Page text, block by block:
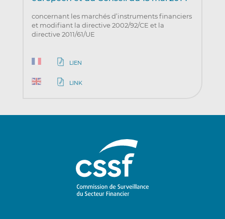
concernant les marchés d’instruments financiers
et modifiant la directive 2002/92/CE et la
directive 2011/61/UE
LIEN
LINK